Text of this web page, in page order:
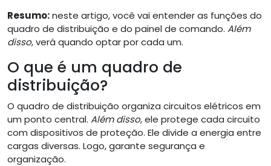
Resumo:neste artigo, você vai entender as funções do
quadro de distribuição e do painel de comando. Além
disso, verá quando optar por cada um.
O que é um quadro de
distribuição?
O quadro de distribuição organiza circuitos elétricos em
um ponto central. Além disso, ele protege cada circuito
com dispositivos de proteção. Ele divide a energia entre
cargas diversas. Logo, garante segurança e
organização.